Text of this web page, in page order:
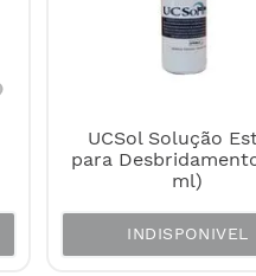
UCSol Solução
para
ml)
INDISPONIVEL